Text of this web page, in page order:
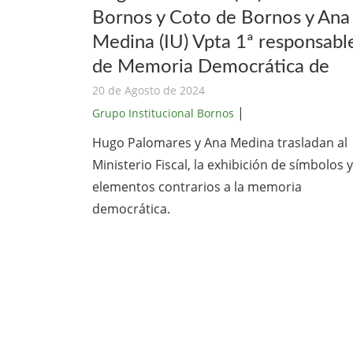
Bornos y Coto de Bornos y Ana
Medina (IU) Vpta 1ª
de Memoria Democrática de
20 de Agosto de 2024
Grupo Institucional Bornos |
Hugo Palomares y Ana Medina trasladan al
Ministerio Fiscal, la exhibición de símbolos y
elementos contrarios a la memoria
democrática.